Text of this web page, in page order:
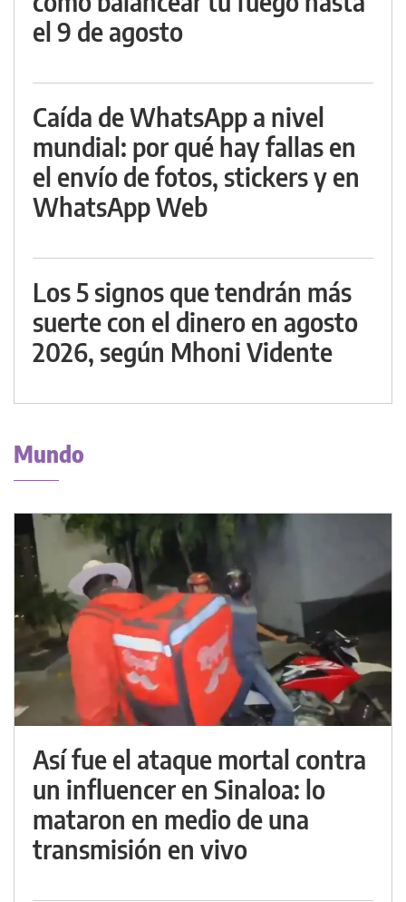
el 9 de agosto
Caída de WhatsApp a nivel
mundial: por qué hay fallas en
el envío de fotos, stickers y en
WhatsApp Web
Los 5 signos que tendrán más
suerte con el dinero en agosto
2026, según Mhoni Vidente
Mundo
Así fue el ataque mortal contra
un influencer en Sinaloa: lo
mataron en medio de una
transmisión en vivo